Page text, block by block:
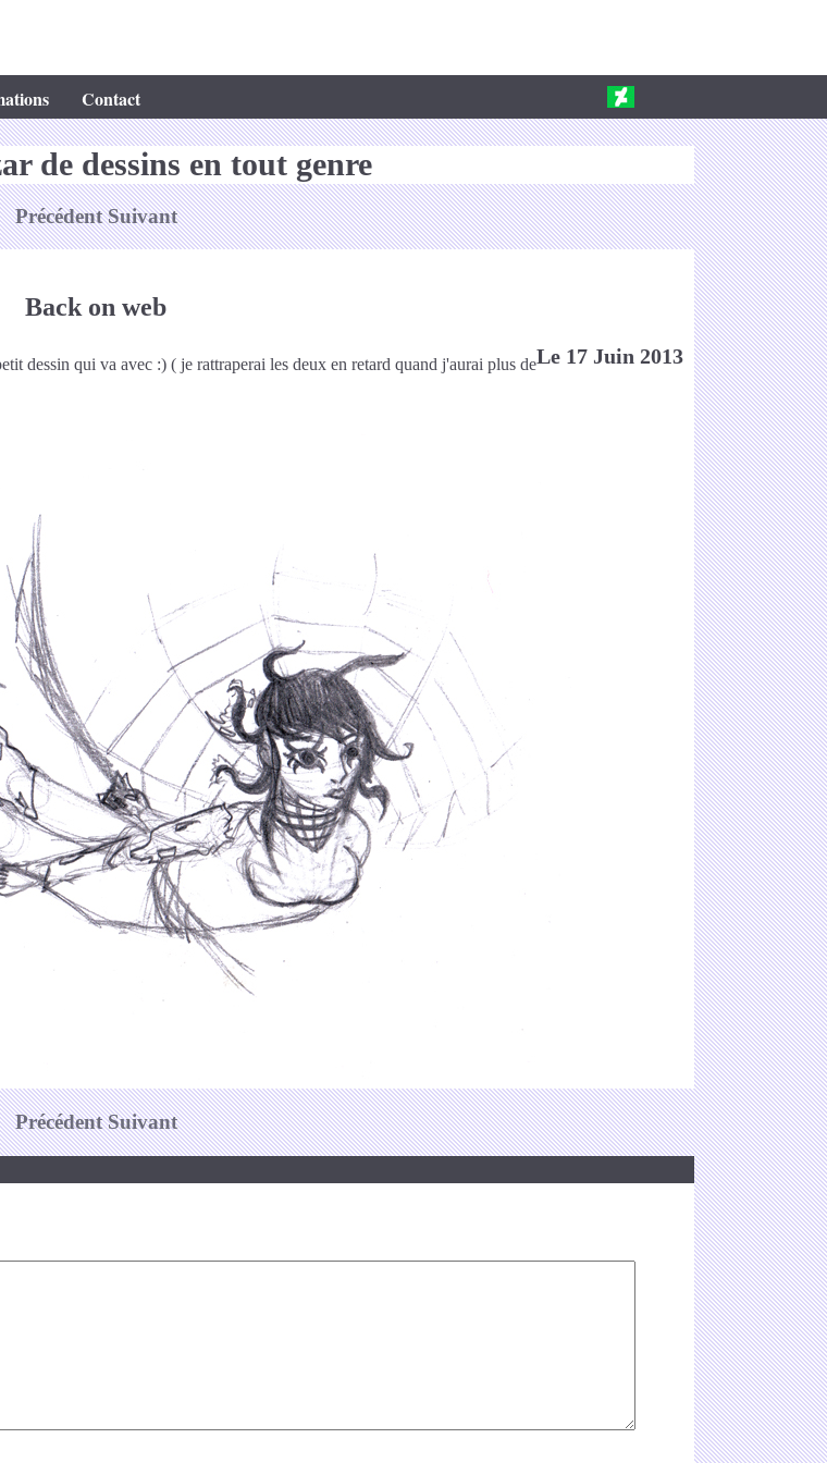
Contact
de dessins en tout genre
PrécédentSuivant
Back on web
Le 17 Juin 2013
dessin qui va avec :) ( je rattraperai les deux en retard quand j'aurai plus de
PrécédentSuivant